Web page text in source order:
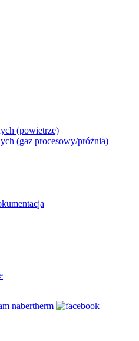
(powietrze)
(gaz procesowy/próżnia)